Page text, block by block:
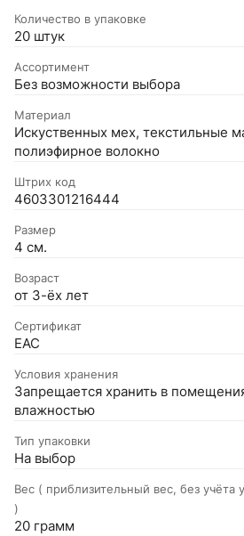
Количество в упаковке
20 штук
Ассортимент
Без возможности выбора
Материал
Искуственных мех, текстильные
полиэфирное волокно
Штрих код
4603301216444
Размер
4 см.
Возраст
от 3-ёх лет
Сертификат
EAC
Условия хранения
Запрещается хранить в
влажностью
Тип упаковки
На выбор
Вес ( приблизительный вес, без учёта
)
20 грамм